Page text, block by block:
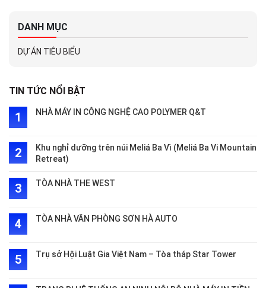
DANH MỤC
DỰ ÁN TIÊU BIỂU
TIN TỨC NỔI BẬT
NHÀ MÁY IN CÔNG NGHỆ CAO POLYMER Q&T
Khu nghỉ dưỡng trên núi Meliá Ba Vì (Meliá Ba Vi Mountain
Retreat)
TÒA NHÀ THE WEST
TÒA NHÀ VĂN PHÒNG SƠN HÀ AUTO
Trụ sở Hội Luật Gia Việt Nam – Tòa tháp Star Tower